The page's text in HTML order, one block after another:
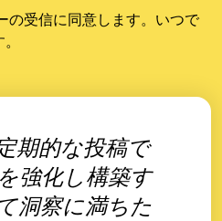
の受信に同意します。いつで
期的な投稿で
強化し構築す
洞察に満ちた